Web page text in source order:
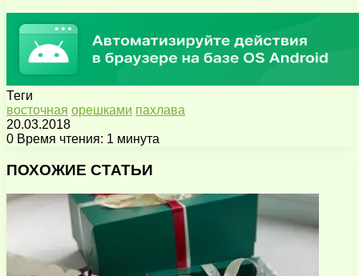
Теги
восточная орешками пахлава
20.03.2018
0 Время чтения: 1 минута
через
почту
ПОХОЖИЕ СТАТЬИ